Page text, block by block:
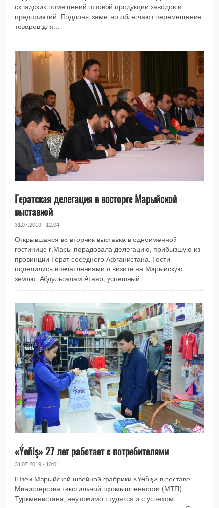
складских помещений готовой продукции заводов и
предприятий. Поддоны заметно облегчают перемещение
товаров для...
Гератская делегация в восторге Марыйской
выставкой
31.07.2019 - 12:04
Открывшаяся во вторник выставка в одноименной
гостинице г.Мары порадовала делегацию, прибывшую из
провинции Герат соседнего Афганистана. Гости
поделились впечатлениями о визите на Марыйскую
землю. Абдульсалам Атаяр, успешный...
«Ýeňiş» 27 лет работает с потребителями
31.07.2019 - 10:01
Швеи Марыйской швейной фабрики «Ýeňiş» в составе
Министерства текстильной промышленности (МТП)
Туркменистана, неутомимо трудятся и с успехом